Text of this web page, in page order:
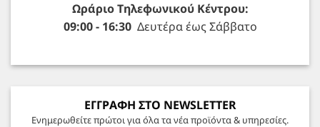
Ωράριο Τηλεφωνικού Κέντρου:
09:00 - 16:30Δευτέρα έως Σάββατο
ΕΓΓΡΑΦΗ ΣΤΟ NEWSLETTER
Ενημερωθείτε πρώτοι για όλα τα νέα προϊόντα & υπηρεσίες.